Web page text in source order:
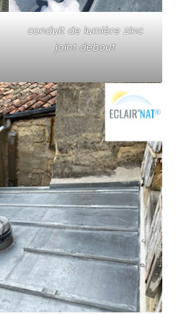
conduit de lumière zinc
joint debout